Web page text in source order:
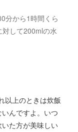
分から1時間くら
して200mlの水
以上のときは炊飯
んですよ。いつ
た方が美味しい